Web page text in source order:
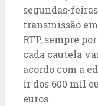
segundas-
transmissão
RTP, sempre
cada cautela
acordo com a
ir dos 600 mil
euros.